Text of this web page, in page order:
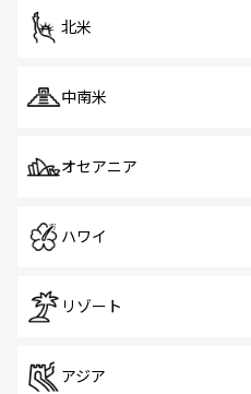
北米
中南米
オセアニア
ハワイ
リゾート
アジア